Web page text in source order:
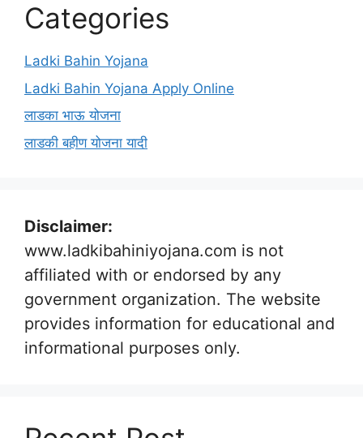
Categories
Ladki Bahin Yojana
Ladki Bahin Yojana Apply Online
लाडका भाऊ योजना
लाडकी बहीण योजना यादी
Disclaimer:
www.ladkibahiniyojana.com is not
affiliated with or endorsed by any
government organization. The website
provides information for educational and
informational purposes only.